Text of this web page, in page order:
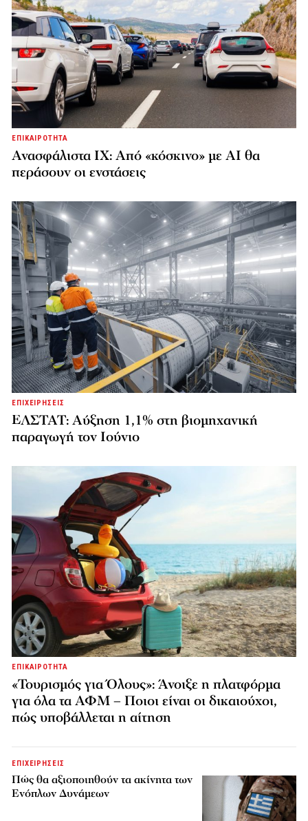
ΕΠΙΚΑΙΡΟΤΗΤΑ
Ανασφάλιστα ΙΧ: Από «κόσκινο» με AI θα
περάσουν οι ενστάσεις
ΕΠΙΧΕΙΡΗΣΕΙΣ
ΕΛΣΤΑΤ: Αύξηση 1,1% στη βιομηχανική
παραγωγή τον Ιούνιο
ΕΠΙΚΑΙΡΟΤΗΤΑ
«Τουρισμός για Όλους»: Άνοιξε η πλατφόρμα
για όλα τα ΑΦΜ – Ποιοι είναι οι δικαιούχοι,
πώς υποβάλλεται η αίτηση
ΕΠΙΧΕΙΡΗΣΕΙΣ
Πώς θα αξιοποιηθούν τα ακίνητα των
Ενόπλων Δυνάμεων